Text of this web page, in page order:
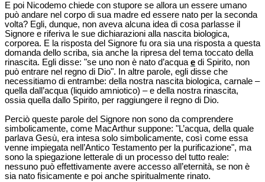
E poi Nicodemo chiede con stupore se allora un essere umano
può andare nel corpo di sua madre ed essere nato per la seconda
volta? Egli, dunque, non aveva alcuna idea di cosa parlasse il
Signore e riferiva le sue dichiarazioni alla nascita biologica,
corporea. E la risposta del Signore fu ora sia una risposta a questa
domanda dello scriba, sia anche la ripresa del tema toccato della
rinascita. Egli disse: "se uno non è nato d’acquae di Spirito, non
può entrare nel regno di Dio". In altre parole, egli disse che
necessitiamo di entrambe: della nostra nascita biologica, carnale –
quella dall’acqua (liquido amniotico) – e della nostra rinascita,
ossia quella dallo Spirito, per raggiungere il regno di Dio.
Perciò queste parole del Signore non sono da comprendere
simbolicamente, come MacArthur suppone: "L’acqua, della quale
parlava Gesù, era intesa solo simbolicamente, così come essa
venne impiegata nell’Antico Testamento per la purificazione", ma
sono la spiegazione letterale di un processo del tutto reale:
nessuno può effettivamente avere accesso all’eternità, se non è
sia nato fisicamente e poi anche spiritualmente rinato.